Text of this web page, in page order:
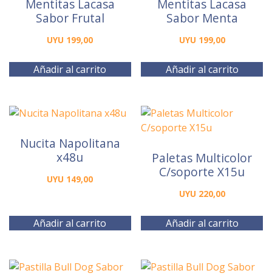
Mentitas Lacasa
Sabor Frutal
UYU 199,00
Añadir al carrito
Mentitas Lacasa
Sabor Menta
UYU 199,00
Añadir al carrito
Nucita Napolitana
x48u
UYU 149,00
Añadir al carrito
Paletas Multicolor
C/soporte X15u
UYU 220,00
Añadir al carrito